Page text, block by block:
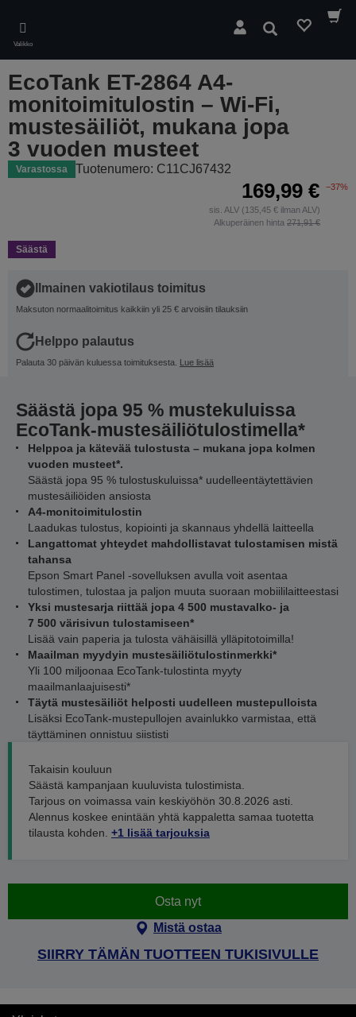
main
content
Valikko
Hae
EcoTank ET-2864 A4-
monitoimitulostin – Wi-Fi,
mustesäiliöt, mukana jopa
3 vuoden musteet
Varastossa Tuotenumero: C11CJ67432
169,99 € −37%
sis. ALV (135,45 € ilman ALV)
Alkuperäinen hinta 271,91 €
Säästä
Ilmainen vakiotilaus toimitus
Maksuton normaalitoimitus kaikkiin yli 25 € arvoisiin tilauksiin
Helppo palautus
Palauta 30 päivän kuluessa toimituksesta. Lue lisää
Säästä jopa 95 % mustekuluissa
EcoTank-mustesäiliötulostimella*
Helppoa ja kätevää tulostusta – mukana jopa kolmen
vuoden musteet*.
Säästä jopa 95 % tulostuskuluissa* uudelleentäytettävien
mustesäiliöiden ansiosta
A4-monitoimitulostin
Laadukas tulostus, kopiointi ja skannaus yhdellä laitteella
Langattomat yhteydet mahdollistavat tulostamisen mistä
tahansa
Epson Smart Panel -sovelluksen avulla voit asentaa
tulostimen, tulostaa ja paljon muuta suoraan mobiililaitteestasi
Yksi mustesarja riittää jopa 4 500 mustavalko- ja
7 500 värisivun tulostamiseen*
Lisää vain paperia ja tulosta vähäisillä ylläpitotoimilla!
Maailman myydyin mustesäiliötulostinmerkki*
Yli 100 miljoonaa EcoTank-tulostinta myyty
maailmanlaajuisesti*
Täytä mustesäiliöt helposti uudelleen mustepulloista
Lisäksi EcoTank-mustepullojen avainlukko varmistaa, että
täyttäminen onnistuu siististi
Takaisin kouluun
Säästä kampanjaan kuuluvista tulostimista.
Tarjous on voimassa vain keskiyöhön 30.8.2026 asti.
Alennus koskee enintään yhtä kappaletta samaa tuotetta
tilausta kohden. +1 lisää tarjouksia
Osta nyt
Mistä ostaa
SIIRRY TÄMÄN TUOTTEEN TUKISIVULLE